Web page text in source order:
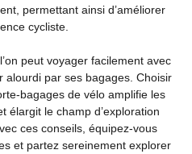
permettant ainsi d’améliorer
cycliste.
peut voyager facilement avec
alourdi par ses bagages. Choisir
bagages de vélo amplifie les
élargit le champ d’exploration
ces conseils, équipez-vous
et partez sereinement explorer